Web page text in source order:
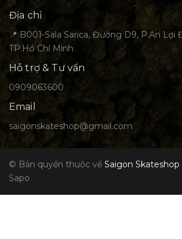
Địa chỉ
📍 B001-Sala Sarica, Đường D9, P.An Lợi
TP.Hồ Chí Minh
Hỗ trợ & Tư vấn
0909063600
Email
saigonskateshop@gmail.com
© Bản quyền thuộc về Saigon Skateshop
Sapo